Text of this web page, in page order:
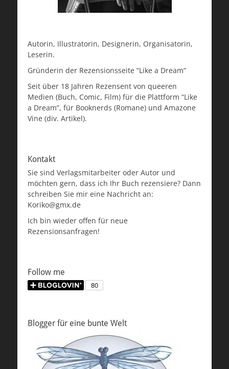
Autorin, Illustratorin, Designerin, Organisatorin,
Leserin.
Gründerin der Rezensionsseite “Like a Dream”
Seit über 18 Jahren Rezensent von queeren
Medien (Buch, Comic, Film) für die Plattform “Like
a Dream”, für Booknerds (Romane) und Amazone
Vine (div. Artikel).
Kontakt
Sie sind Verlagsmitarbeiter oder Autor und
möchten gern, dass ich Ihr Buch rezensiere? Dann
schreiben Sie mir eine Nachricht an:
Koriko@gmx.de
Ich bin wieder offen für neue
Rezensionsanfragen!
Follow me
Blogger für eine bunte Welt